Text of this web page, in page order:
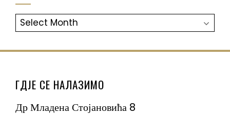
АРХИВА
ГДЈЕ СЕ НАЛАЗИМО
Др Младена Стојановића 8